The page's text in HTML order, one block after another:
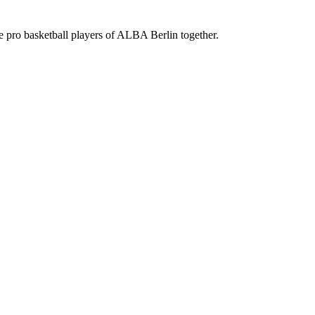
pro basketball players of ALBA Berlin together.